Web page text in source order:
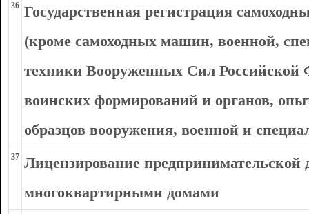
36 Государственная регистрация
(кроме самоходных машин, военной,
техники Вооруженных Сил Российской
воинских формирований и органов,
образцов вооружения, военной и
37 Лицензирование предпринимательской
многоквартирными домами